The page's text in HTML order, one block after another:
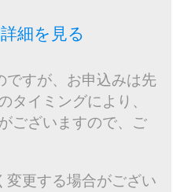
細を見る
ですが、お申込みは先
タイミングにより、
ございますので、ご
変更する場合がござい